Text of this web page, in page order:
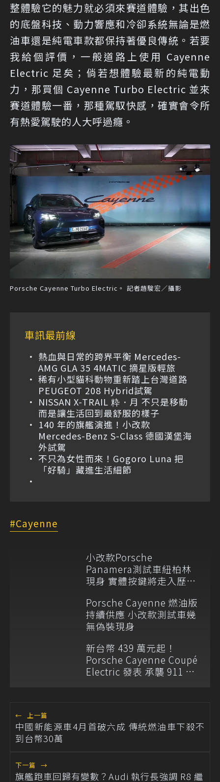
整體驗它的魅力就必須來賽道體驗，其出色
的底盤科技、動力響應和冷卻系統無論是燃
油車還是純電車款都保持著優良傳統。若要
我給個評價，一般道路上使用 Cayenne
Electric 足矣；倘若想體驗最新的純電動
力，那買個 Cayenne Turbo Electric 並來
賽道體驗一番，那種駕馭快感，確實會令所
有熱愛駕駛的人大呼過癮。
Porsche Cayenne Turbo Electric。 記者趙駿宏／攝影
車訊最前線
熱血與日常的跨界平衡 Mercedes-
AMG GLA 35 4MATIC 摘星版輕旅
稀有小型貓科動物重新踏上台灣道路
PEUGEOT 208 Hybrid試駕
NISSAN X-TRAIL 粋．月 不只是移動
而是讓生活回到最舒服的樣子
140 年的旗艦演進！小改款
Mercedes-Benz S-Class 德國漢堡海
外試駕
不只為女性而來！Gogoro Luna 把
「好騎」藏進生活細節
Cayenne
小改款Porsche
Panamera測試車紐柏林
現身 實體按鍵將走入歷
Porsche Cayenne 燃油版
持續供應 小改款測試車幾
無偽裝現身
新台幣 439 萬元起！
Porsche Cayenne Coupé
Electric 發表 承襲 911 設
← 上一篇
中國新能源車4月首破六成 傳統燃油車下殺不
到台幣30萬
下一篇 →
旗艦跑車回歸有變數？Audi 執行長強調 R8 繼